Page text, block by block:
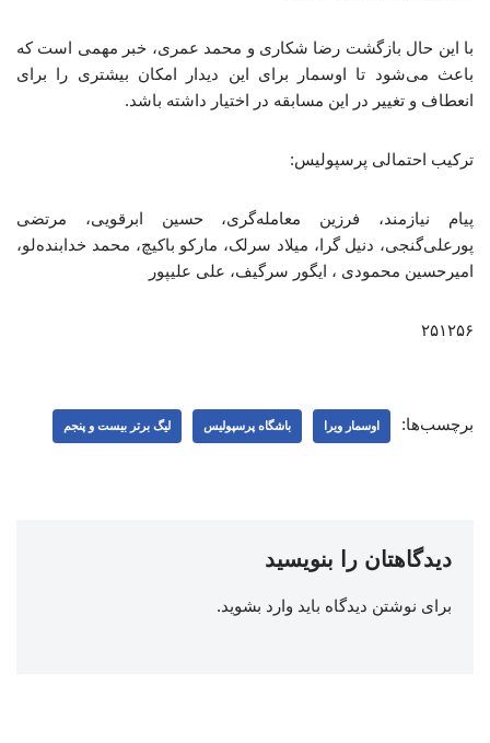
با این حال بازگشت رضا شکاری و محمد عمری، خبر مهمی است که
باعث می‌شود تا اوسمار برای این دیدار امکان بیشتری را برای
انعطاف و تغییر در این مسابقه در اختیار داشته باشد.
ترکیب احتمالی پرسپولیس:
پیام نیازمند، فرزین معامله‌گری، حسین ابرقویی، مرتضی
پورعلی‌گنجی، دنیل گرا، میلاد سرلک، مارکو باکیچ، محمد خدابنده‌لو،
امیرحسین محمودی ، ایگور سرگیف، علی علیپور
۲۵۱۲۵۶
برچسب‌ها: اوسمار ویرا باشگاه پرسپولیس لیگ برتر بیست و پنجم
دیدگاهتان را بنویسید
برای نوشتن دیدگاه باید وارد بشوید.